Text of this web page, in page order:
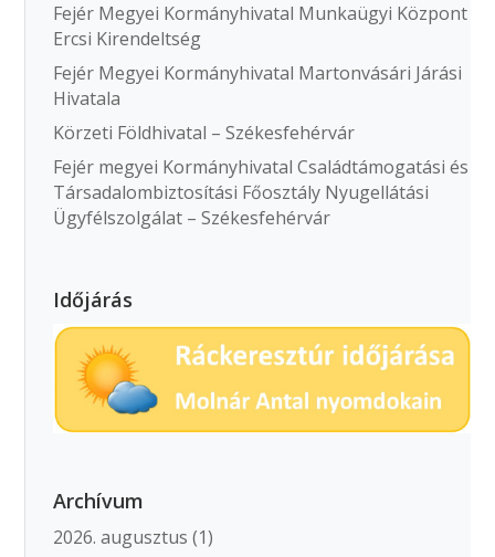
Fejér Megyei Kormányhivatal Munkaügyi Központ
Ercsi Kirendeltség
Fejér Megyei Kormányhivatal Martonvásári Járási
Hivatala
Körzeti Földhivatal – Székesfehérvár
Fejér megyei Kormányhivatal Családtámogatási és
Társadalombiztosítási Főosztály Nyugellátási
Ügyfélszolgálat – Székesfehérvár
Időjárás
Archívum
2026. augusztus (1)